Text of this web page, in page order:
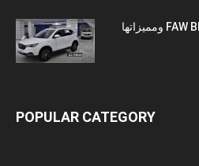
مواصفات سيارة FAW BESTURN X40 ومميزاتها
POPULAR CATEGORY